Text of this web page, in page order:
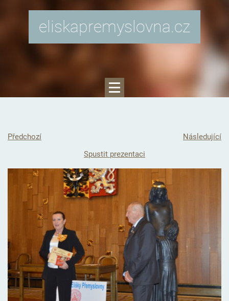
eliskapremyslovna.cz
Předchozí
Následující
Spustit prezentaci